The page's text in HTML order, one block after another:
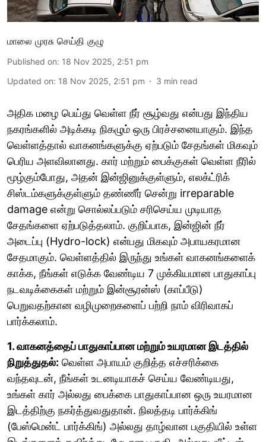
மாலை முரசு செய்தி குழு
Published on: 18 Nov 2025, 2:51 pm
Updated on: 18 Nov 2025, 2:51 pm 3 min read
அதிக மழை பெய்து வெள்ள நீர் சூழ்வது என்பது இந்திய
நகரங்களில் அடிக்கடி நிகழும் ஒரு பிரச்சனையாகும். இந்த
வெள்ளத்தால் வாகனங்களுக்கு ஏற்படும் சேதங்கள் மிகவும்
பெரிய அளவிலானது. கார் மற்றும் பைக்குகள் வெள்ள நீரில்
மூழ்கும்போது, அதன் இன்ஜினுக்குள்ளும், எலக்ட்ரிக்
சிஸ்டம்களுக்குள்ளும் தண்ணீர் சென்று irreparable
damage என்று சொல்லப்படும் சரிசெய்ய முடியாத
சேதங்களை ஏற்படுத்தலாம். குறிப்பாக, இன்ஜின் நீர்
அடைப்பு (Hydro-lock) என்பது மிகவும் அபாயகரமான
சேதமாகும். வெள்ளத்தில் இருந்து உங்கள் வாகனங்களைக்
காக்க, நீங்கள் எடுக்க வேண்டிய 7 முக்கியமான பாதுகாப்பு
நடவடிக்கைகள் மற்றும் இன்சூரன்ஸ் (காப்பீடு)
பெறுவதற்கான வழிமுறைகளைப் பற்றி நாம் விரிவாகப்
பார்க்கலாம்.
1. வாகனத்தைப் பாதுகாப்பான மற்றும் உயரமான இடத்தில்
நிறுத்துதல்: வெள்ள அபாயம் குறித்த எச்சரிக்கை
வந்தவுடன், நீங்கள் உடனடியாகச் செய்ய வேண்டியது,
உங்கள் கார் அல்லது பைக்கை பாதுகாப்பான ஒரு உயரமான
இடத்திற்கு நகர்த்துவதுதான். நிலத்தடி பார்க்கிங்
(பேஸ்மென்ட் பார்க்கிங்) அல்லது தாழ்வான பகுதியில் உள்ள